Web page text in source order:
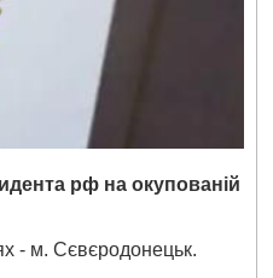
рф на окупованій
- м. Сєвєродонецьк.